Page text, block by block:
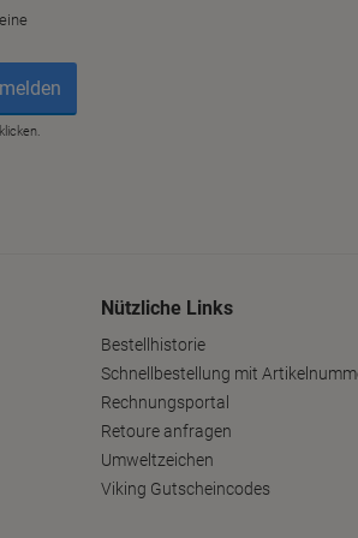
Nützliche Links
Bestellhistorie
Schnellbestellung mit
Rechnungsportal
Retoure anfragen
Umweltzeichen
Viking Gutscheincodes